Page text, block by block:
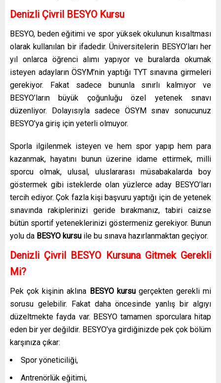
Denizli Çivril BESYO Kursu
BESYO, beden eğitimi ve spor yüksek okulunun kısaltması
olarak kullanılan bir ifadedir. Üniversitelerin BESYO’ları her
yıl onlarca öğrenci alımı yapıyor ve buralarda okumak
isteyen adayların ÖSYM’nin yaptığı TYT sınavına girmeleri
gerekiyor. Fakat sadece bununla sınırlı kalmıyor ve
BESYO’ların büyük çoğunluğu özel yetenek sınavı
düzenliyor. Dolayısıyla sadece ÖSYM sınav sonucunuz
BESYO’ya giriş için yeterli olmuyor.
Sporla ilgilenmek isteyen ve hem spor yapıp hem para
kazanmak, hayatını bunun üzerine idame ettirmek, milli
sporcu olmak, ulusal, uluslararası müsabakalarda boy
göstermek gibi isteklerde olan yüzlerce aday BESYO’ları
tercih ediyor. Çok fazla kişi başvuru yaptığı için de yetenek
sınavında rakiplerinizi geride bırakmanız, tabiri caizse
bütün sportif yeteneklerinizi göstermeniz gerekiyor. Bunun
yolu da BESYO kursu ile bu sınava hazırlanmaktan geçiyor.
Denizli Çivril BESYO Kursuna Gitmek Gerekli
Mi?
Pek çok kişinin aklına BESYO kursu gerçekten gerekli mi
sorusu gelebilir. Fakat daha öncesinde yanlış bir algıyı
düzeltmekte fayda var. BESYO tamamen sporculara hitap
eden bir yer değildir. BESYO’ya girdiğinizde pek çok bölüm
karşınıza çıkar:
Spor yöneticiliği,
Antrenörlük eğitimi,